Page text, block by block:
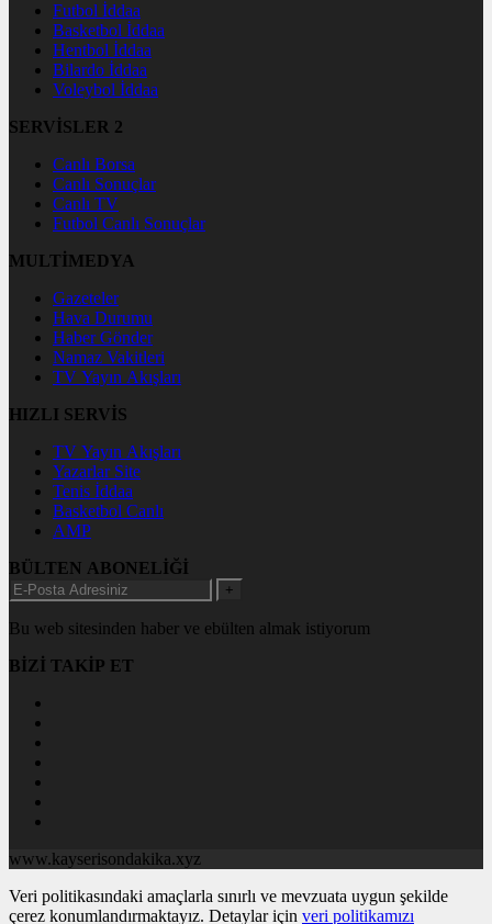
Futbol İddaa
Basketbol İddaa
Hentbol İddaa
Bilardo İddaa
Voleybol İddaa
SERVİSLER 2
Canlı Borsa
Canlı Sonuçlar
Canlı TV
Futbol Canlı Sonuçlar
MULTİMEDYA
Gazeteler
Hava Durumu
Haber Gönder
Namaz Vakitleri
TV Yayın Akışları
HIZLI SERVİS
TV Yayın Akışları
Yazarlar Site
Tenis İddaa
Basketbol Canlı
AMP
BÜLTEN ABONELİĞİ
+
Bu web sitesinden haber ve ebülten almak istiyorum
BİZİ TAKİP ET
www.kayserisondakika.xyz
Veri politikasındaki amaçlarla sınırlı ve mevzuata uygun şekilde
çerez konumlandırmaktayız. Detaylar için veri politikamızı